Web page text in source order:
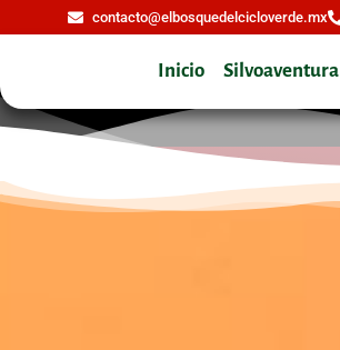
contacto@elbosquedelcicloverde.mx
Inicio Silvoaventura